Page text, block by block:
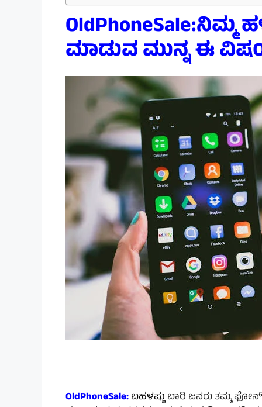
ಮಾಡುವ ಮುನ್ನಈ
OldPhoneSale:ಬಹಳಷ್ಟುಬಾರಿ ಜನರು ತಮ್ಮ